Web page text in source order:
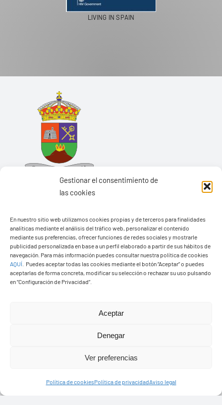
Gestionar el consentimiento de
las cookies
En nuestro sitio web utilizamos cookies propias y de terceros para finalidades
analíticas mediante el análisis del tráfico web, personalizar el contenido
mediante sus preferencias, ofrecer funciones de redes sociales y mostrarle
publicidad personalizada en base a un perfil elaborado a partir de sus hábitos de
navegación. Para más información puedes consultar nuestra política de cookies
AQUÍ
Puedes aceptar todas las cookies mediante el botón “Aceptar” o puedes
aceptarlas de forma concreta, modificar su selección o rechazar su uso pulsando
en “Configuración de Privacidad”.
Aceptar
Denegar
Ver preferencias
Política de cookiesPolítica de privacidadAviso legal
LIVING IN SPAIN
Ayuntamiento de Yaiza
Pza. de Los Remedios, 1
35570 – Yaiza
Tel:928 83 62 20
© Copyright2026 Ayuntamiento de Yaiza - Todos los